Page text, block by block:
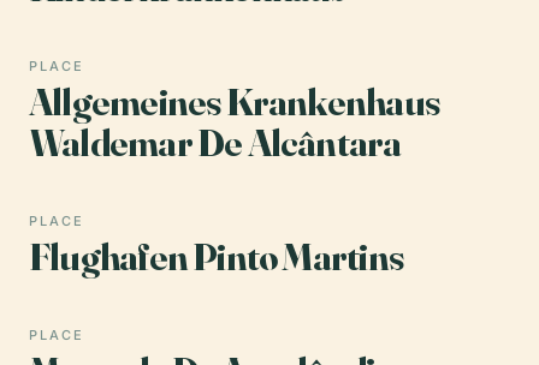
PLACE
Allgemeines Krankenhaus
Waldemar De Alcântara
PLACE
Flughafen Pinto Martins
PLACE